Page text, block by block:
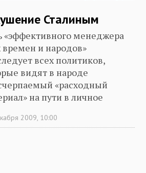
Сталиным
«эффективного менеджера
времен и народов»
всех политиков,
видят в народе
«расходный
на пути в личное
2009, 10:00